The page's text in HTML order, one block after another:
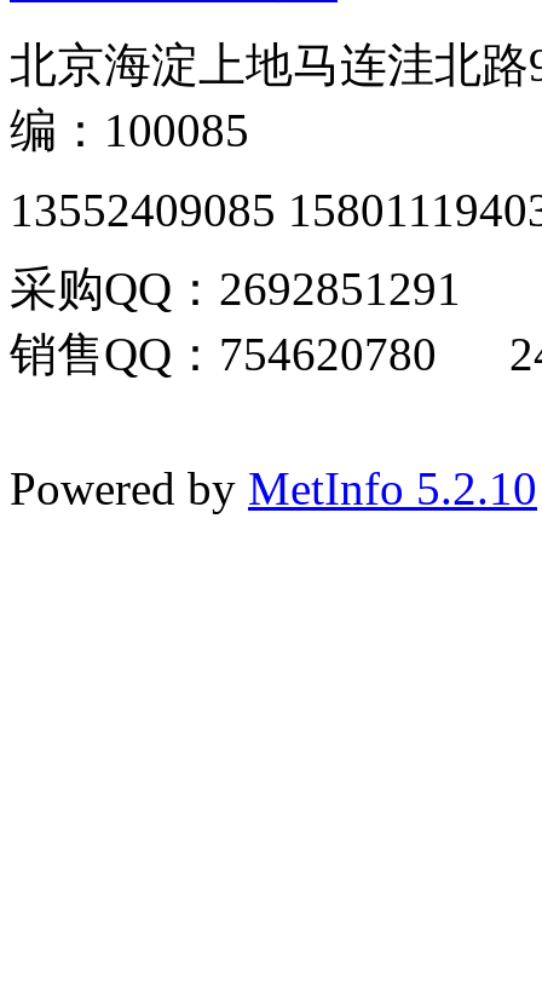
北京海淀上地马连洼北
编：100085
13552409085
采购QQ：2692851291
销售QQ：754620780
Powered by MetInfo 5.2.10